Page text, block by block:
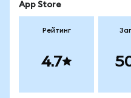
App Store
Рейтинг
4.7